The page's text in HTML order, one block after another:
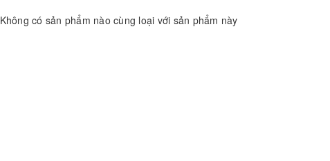
Không có sản phẩm nào cùng loại với sản phẩm này